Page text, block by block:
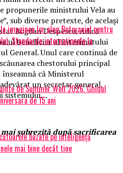
propunerile ministrului Vela au
sub diverse pretexte, de același
Bogdan Despescu. Adică
beneficiar al interimatului
General. Unul care continuă de
chestorului principal
că Ministerul
un secretar general,
sistemului…
șubrezită după sacrificarea
imaginea lor aleg Botoșaniul pentru
Standarde internaționale la
de Summer Well 2026. Ghidul
de 15 ani
bazate pe inteligență
mai bine decât tine